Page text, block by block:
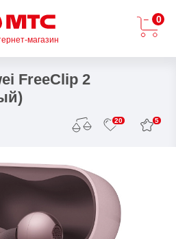
магазин
0
FreeClip 2
20 5